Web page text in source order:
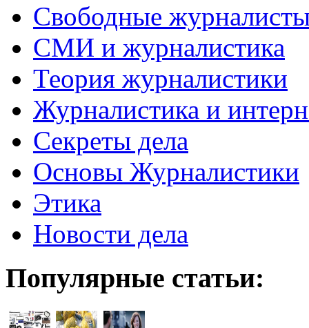
Свободные
СМИ и журналистика
Теория журналистики
Журналистика и
Секреты дела
Основы Журналистики
Этика
Новости дела
Популярные статьи: